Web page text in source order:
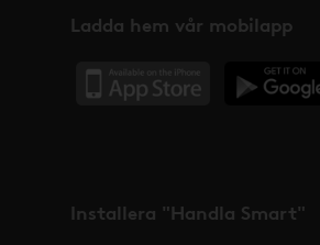
Ladda hem vår mobilapp
Installera "Handla Smart"